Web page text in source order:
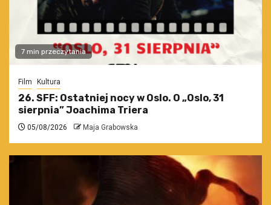
7 min przeczytania
Film Kultura
26. SFF: Ostatniej nocy w Oslo. O „Oslo, 31
sierpnia” Joachima Triera
05/08/2026 Maja Grabowska